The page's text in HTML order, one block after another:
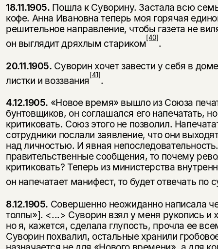
18.11.1905. Пошла к Суворину. Застала всю
кофе. Анна Ивановна теперь моя горячая
решительное направление, чтобы газета не
он выглядит дряхлым стариком[40].
20.11.1905. Суворин хочет завести у себя в
листки и воззвания[41].
4.12.1905. «Новое время» вышло из Союза
бунтовщиков, он соглашался его напечатать,
критиковать. Союз этого не позволил.
сотрудники послали заявление, что они
над личностью. И явная
правительственные сообщения, то почему
критиковать? Теперь из министерства
он напечатает манифест, то будет отвечать по
8.12.1905. Совершенно неожиданно написала
толпы»]. <...> Суворин взял у меня рукопись и
но я, кажется, сделала глупость, прочла ее
Суворин похвалил, остальные хранили
скидку 15%
Я соглашаюсь сПолитикой конфиденциальности
подписаться
Эта книга
не предназначена для
несовершеннолетних
вам уже исполнилось 18 лет?
да
нет, вернуться назад